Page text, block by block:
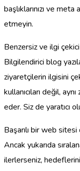
başlıklarınızı ve
etmeyin.
Benzersiz ve ilgi
Bilgilendirici blog
ziyaretçilerin ilgisini
kullanıcıları değil,
eder. Siz de yaratıcı
Başarılı bir web
Ancak yukarıda
ilerlerseniz,